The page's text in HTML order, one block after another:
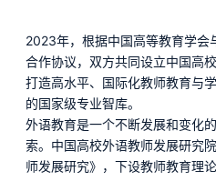
2023年，根据中国高等教育学会
合作协议，双方共同设立中国高
打造高水平、国际化教师教育与
的国家级专业智库。
外语教育是一个不断发展和变化
索。中国高校外语教师发展研究
师发展研究》，下设教师教育理